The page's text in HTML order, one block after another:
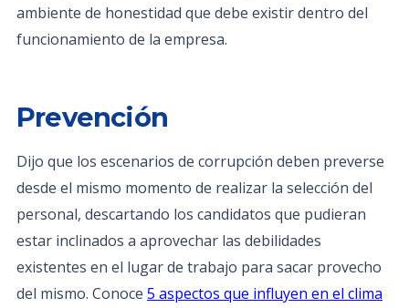
ambiente de honestidad que debe existir dentro del
funcionamiento de la empresa.
Prevención
Dijo que los escenarios de corrupción deben preverse
desde el mismo momento de realizar la selección del
personal, descartando los candidatos que pudieran
estar inclinados a aprovechar las debilidades
existentes en el lugar de trabajo para sacar provecho
del mismo. Conoce 5 aspectos que influyen en el clima